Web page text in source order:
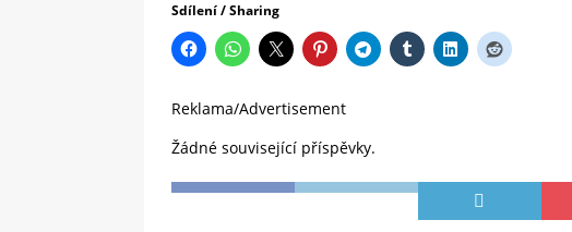
Sdílení / Sharing
Reklama/Advertisement
Žádné související příspěvky.